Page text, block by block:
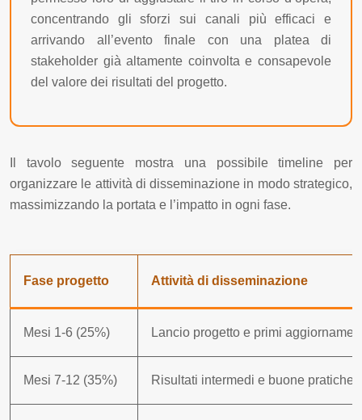
concentrando gli sforzi sui canali più efficaci e
arrivando all’evento finale con una platea di
stakeholder già altamente coinvolta e consapevole
del valore dei risultati del progetto.
Il tavolo seguente mostra una possibile timeline per
organizzare le attività di disseminazione in modo strategico,
massimizzando la portata e l’impatto in ogni fase.
Fase progetto Attività di disseminazione
Mesi 1-6 (25%) Lancio progetto e primi
Mesi 7-12 (35%) Risultati intermedi e buone pratiche